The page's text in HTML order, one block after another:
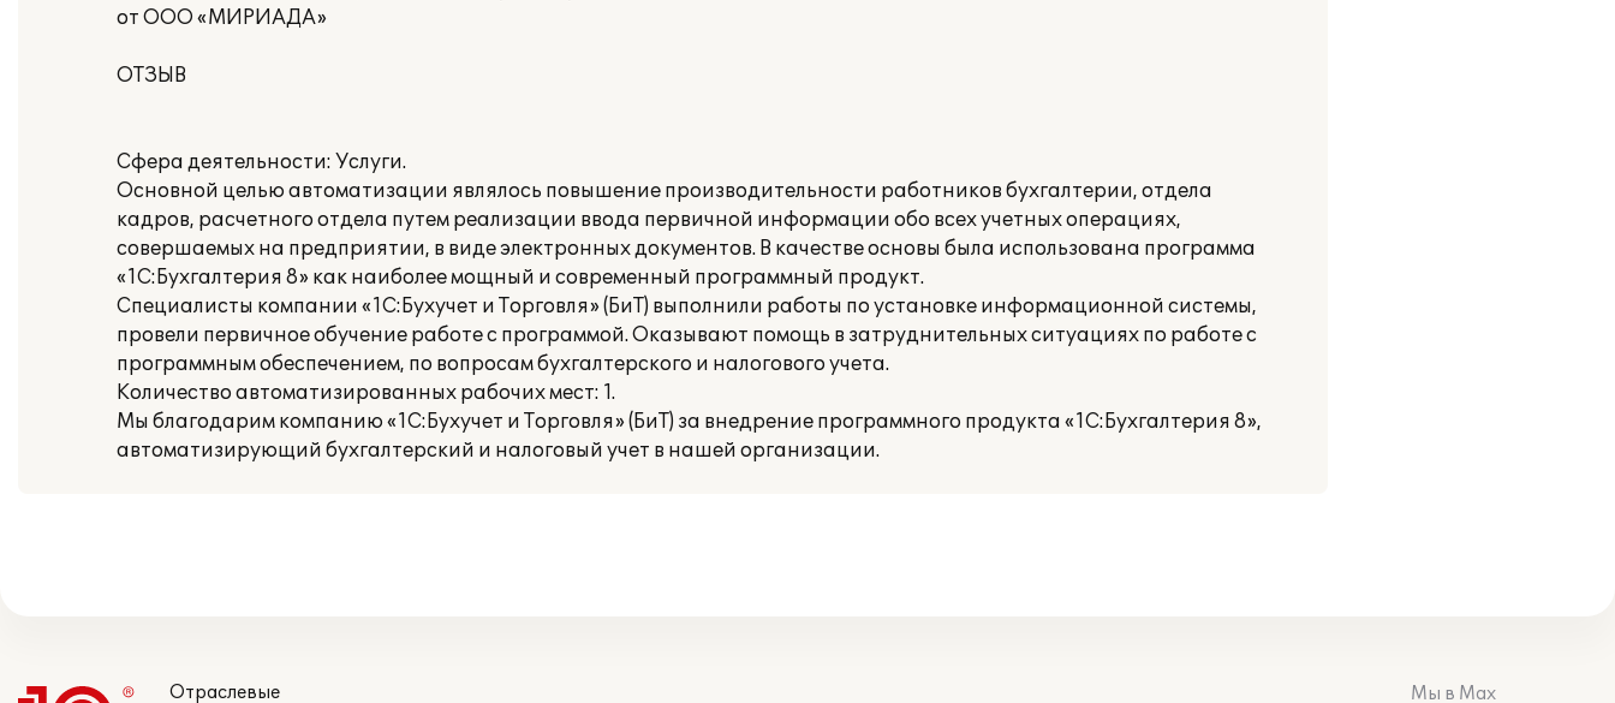
от ООО «МИРИАДА»
ОТЗЫВ
Сфера деятельности: Услуги.
Основной целью автоматизации являлось повышение производительности работников бухгалтерии, отдела
кадров, расчетного отдела путем реализации ввода первичной информации обо всех учетных операциях,
совершаемых на предприятии, в виде электронных документов. В качестве основы была использована программа
«1С:Бухгалтерия 8» как наиболее мощный и современный программный продукт.
Специалисты компании «1С:Бухучет и Торговля» (БиТ) выполнили работы по установке информационной системы,
провели первичное обучение работе с программой. Оказывают помощь в затруднительных ситуациях по работе с
программным обеспечением, по вопросам бухгалтерского и налогового учета.
Количество автоматизированных рабочих мест: 1.
Мы благодарим компанию «1С:Бухучет и Торговля» (БиТ) за внедрение программного продукта «1С:Бухгалтерия 8»,
автоматизирующий бухгалтерский и налоговый учет в нашей организации.
Отраслевые Мы в Max